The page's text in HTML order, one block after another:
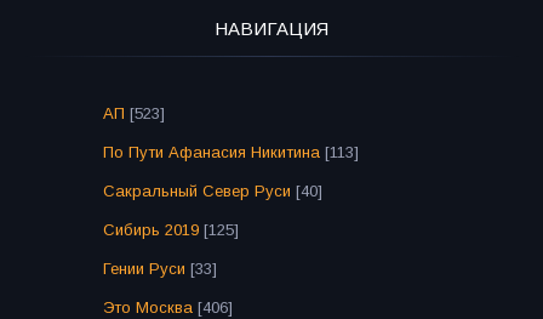
НАВИГАЦИЯ
АП [523]
По Пути Афанасия Никитина [113]
Сакральный Север Руси [40]
Сибирь 2019 [125]
Гении Руси [33]
Это Москва [406]